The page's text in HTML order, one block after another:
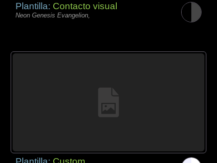
Plantilla: Contacto visual
Neon Genesis Evangelion,